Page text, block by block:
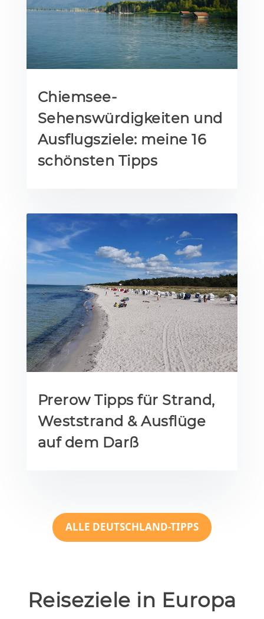
Chiemsee-
Sehenswürdigkeiten und
Ausflugsziele: meine 16
schönsten Tipps
Prerow Tipps für Strand,
Weststrand & Ausflüge
auf dem Darß
ALLE DEUTSCHLAND-TIPPS
Reiseziele in Europa